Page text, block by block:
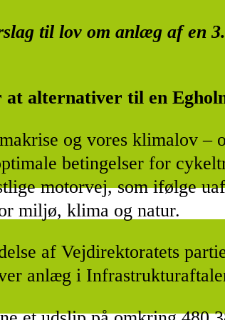
til lov om anlæg af en
alternativer til en
og vores klimalov –
betingelser for
motorvej, som ifølge
miljø, klima og natur.
af Vejdirektoratets
anlæg i